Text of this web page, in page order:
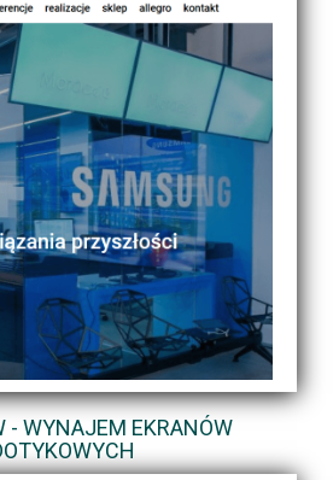
- WYNAJEM EKRANÓW